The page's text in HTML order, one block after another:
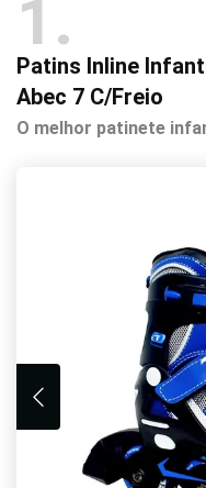
1
Patins Inline
Abec 7 C/Freio
O melhor patinete